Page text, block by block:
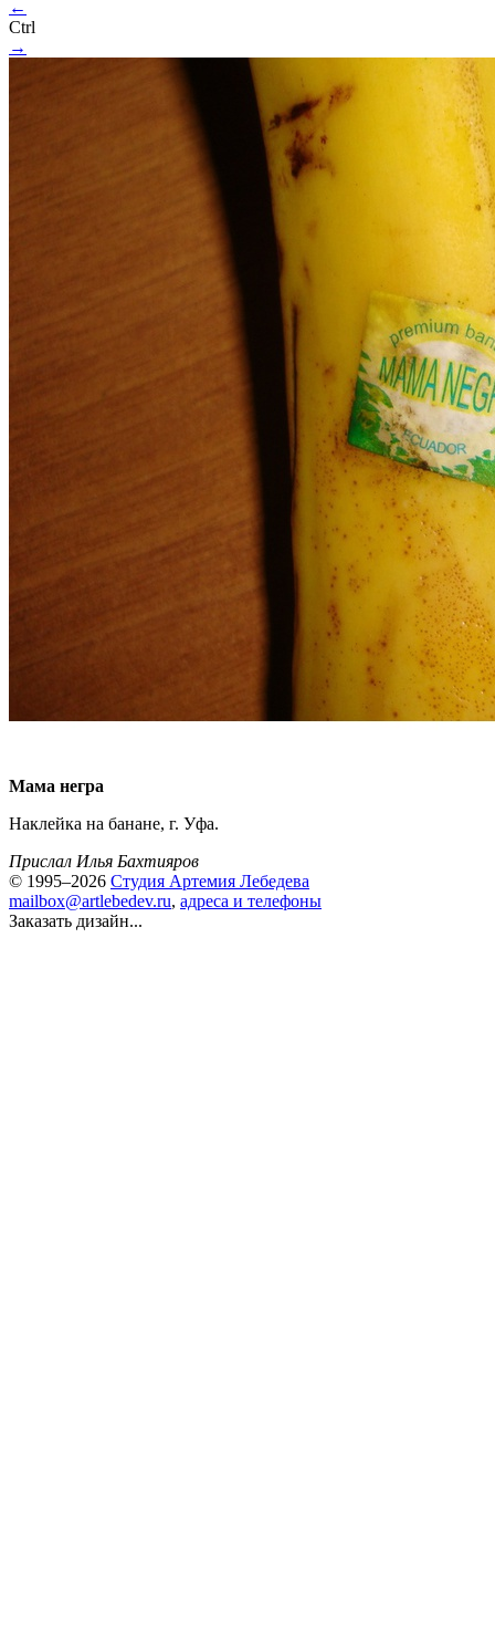
←
Ctrl
→
Мама негра
Наклейка на банане, г. Уфа.
Прислал Илья Бахтияров
© 1995–2026 Студия Артемия Лебедева
mailbox@artlebedev.ru, адреса и телефоны
Заказать дизайн...